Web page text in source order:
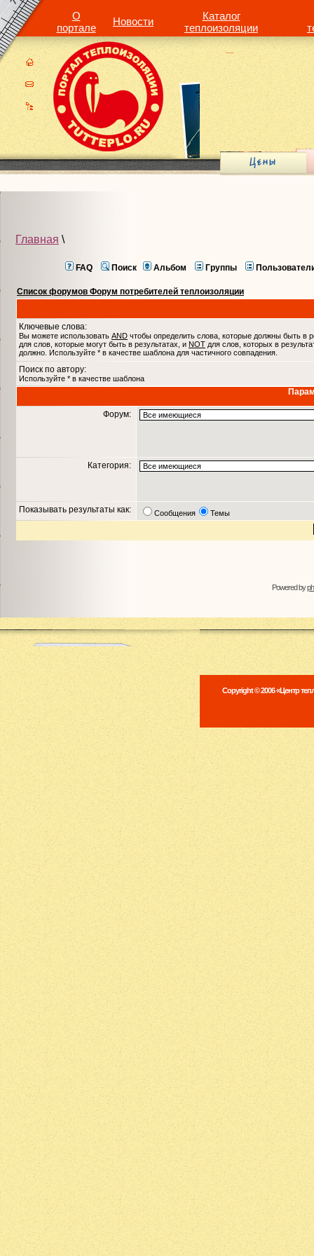
О
портале
Новости
Каталог
теплоизоляции
Главная \
FAQ Поиск Альбом Группы
Список форумов Форум потребителей теплоизоляции
Ключевые слова:
Вы можете использовать AND чтобы определить слова, которые должны быть в
для слов, которые могут быть в результатах, и NOT для слов, которых в
должно. Используйте * в качестве шаблона для частичного совпадения.
Поиск по автору:
Используйте * в качестве шаблона
Форум:
Категория:
Показывать результаты как: Сообщения Темы
Powered by
Copyright © 2006 «Центр